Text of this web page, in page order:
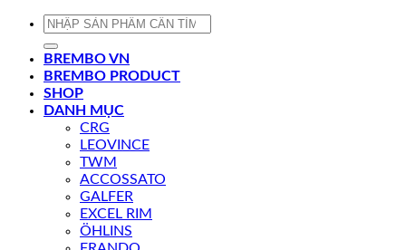
Tìm
kiếm:
BREMBO VN
BREMBO PRODUCT
SHOP
DANH MỤC
CRG
LEOVINCE
TWM
ACCOSSATO
GALFER
EXCEL RIM
ÖHLINS